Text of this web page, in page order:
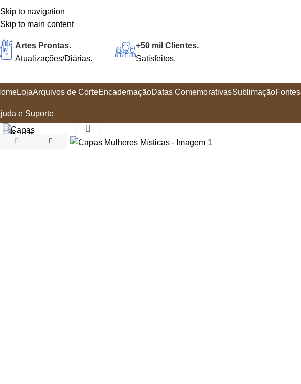
Skip to navigation
Skip to main content
Artes Prontas.
Atualizações/Diárias.
+50 mil Clientes.
Satisfeitos.
LojaArquivos de CorteEncadernaçãoDatas ComemorativasSublimaçãoFontes
e Suporte